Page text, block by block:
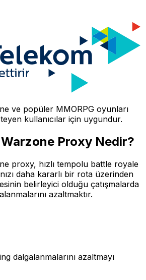
ve popüler MMORPG oyunları
kullanıcılar için uygundur.
Proxy Nedir?
proxy, hızlı tempolu battle royale
daha kararlı bir rota üzerinden
belirleyici olduğu çatışmalarda
azaltmaktır.
dalgalanmalarını azaltmayı